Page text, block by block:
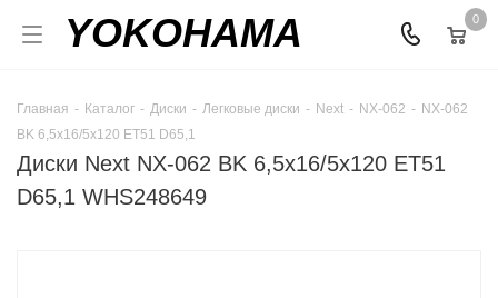
YOKOHAMA 0
Главная - Каталог - Диски - Легковые диски - Next - NX-062 - NX-062
BK 6,5x16/5x120 ET51 D65,1
Диски Next NX-062 BK 6,5x16/5x120 ET51
D65,1 WHS248649